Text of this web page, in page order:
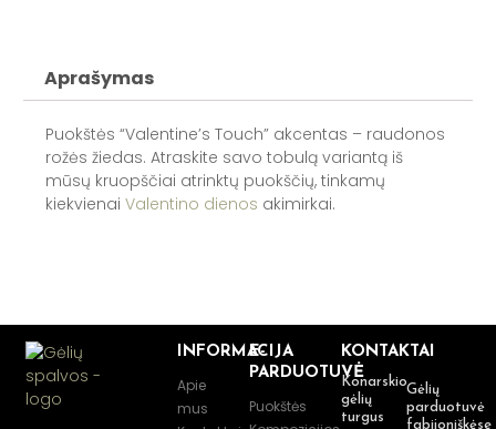
Aprašymas
Puokštės “Valentine’s Touch” akcentas – raudonos
rožės žiedas. Atraskite savo tobulą variantą iš
mūsų kruopščiai atrinktų puokščių, tinkamų
kiekvienai Valentino dienos akimirkai.
INFORMACIJA
Apie
mus
E-
PARDUOTUVĖ
Puokštės
KONTAKTAI
Konarskio
gėlių
turgus
Gėlių
parduotuvė
fabijoniškėse